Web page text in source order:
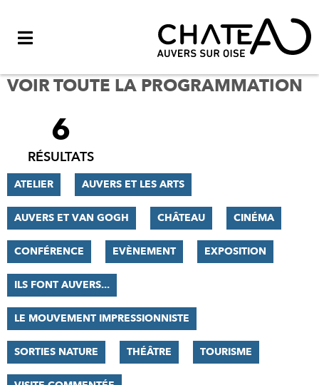
VOIR TOUTE LA PROGRAMMATION
FILTRER
RÉSULTATS
6
RÉSULTATS
ATELIER AUVERS ET LES ARTS
AUVERS ET VAN GOGH CHÂTEAU CINÉMA
CONFÉRENCE EVÈNEMENT EXPOSITION
ILS FONT AUVERS...
LE MOUVEMENT IMPRESSIONNISTE
SORTIES NATURE THÉÂTRE TOURISME